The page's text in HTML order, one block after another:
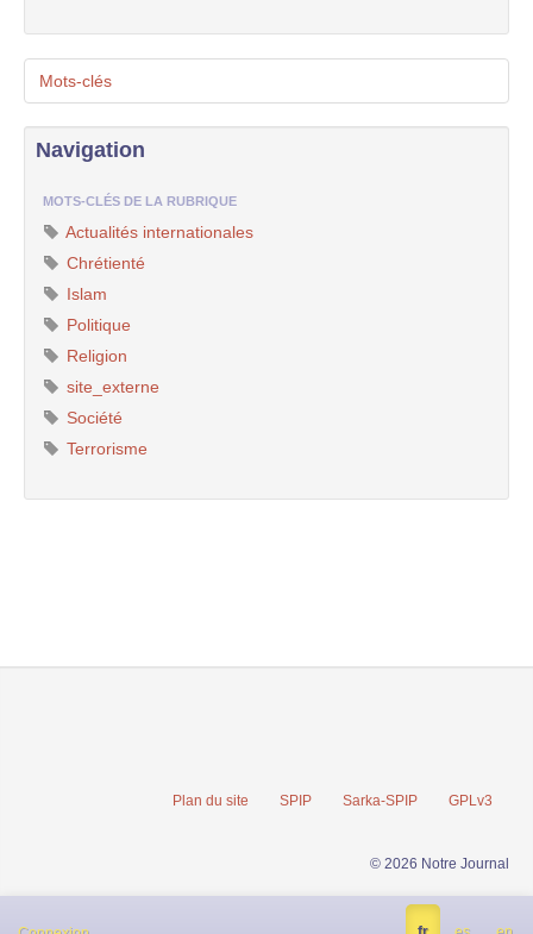
Mots-clés
Navigation
MOTS-CLÉS DE LA RUBRIQUE
Actualités internationales
Chrétienté
Islam
Politique
Religion
site_externe
Société
Terrorisme
Plan du site SPIP Sarka-SPIP GPLv3
© 2026 Notre Journal